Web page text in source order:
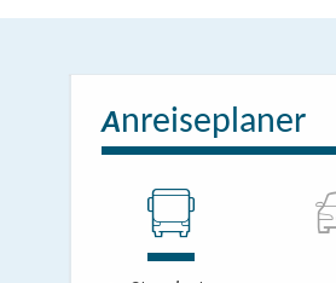
Anreiseplaner